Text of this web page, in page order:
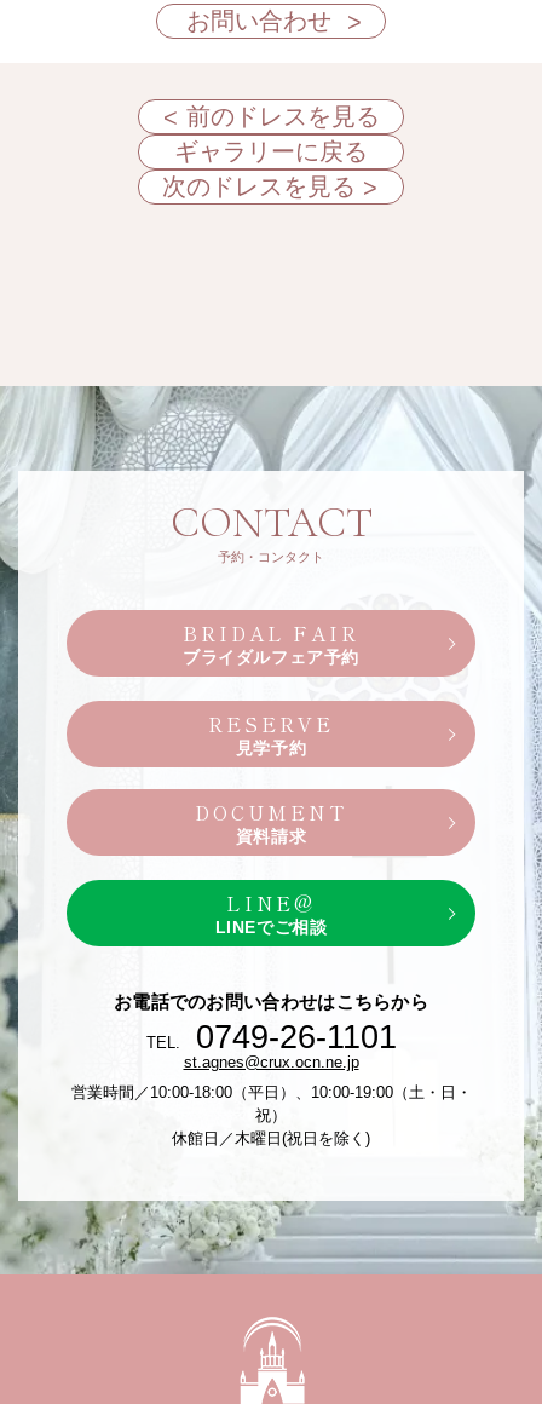
お問い合わせ
前のドレスを見る
ギャラリーに戻る
次のドレスを見る
CONTACT
予約・コンタクト
BRIDAL FAIR
ブライダルフェア予約
RESERVE
見学予約
DOCUMENT
資料請求
LINE@
LINEでご相談
お電話でのお問い合わせはこちらから
TEL. 0749-26-1101
st.agnes@crux.ocn.ne.jp
営業時間／10:00-18:00（平日）、10:00-19:00（土・日・
祝）
休館日／木曜日(祝日を除く)